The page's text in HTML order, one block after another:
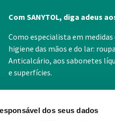
dos seus dados
Com SANYTOL, diga adeus
Como especialista em
higiene das mãos e do lar:
Anticalcário, aos sabonetes
e superfícies.